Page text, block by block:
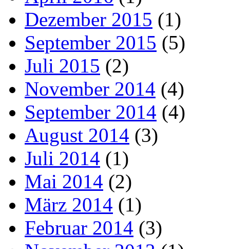
Dezember 2015 (1)
September 2015 (5)
Juli 2015 (2)
November 2014 (4)
September 2014 (4)
August 2014 (3)
Juli 2014 (1)
Mai 2014 (2)
März 2014 (1)
Februar 2014 (3)